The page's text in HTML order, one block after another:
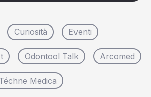
Curiosità Eventi
Odontool Talk Arcomed
Medica